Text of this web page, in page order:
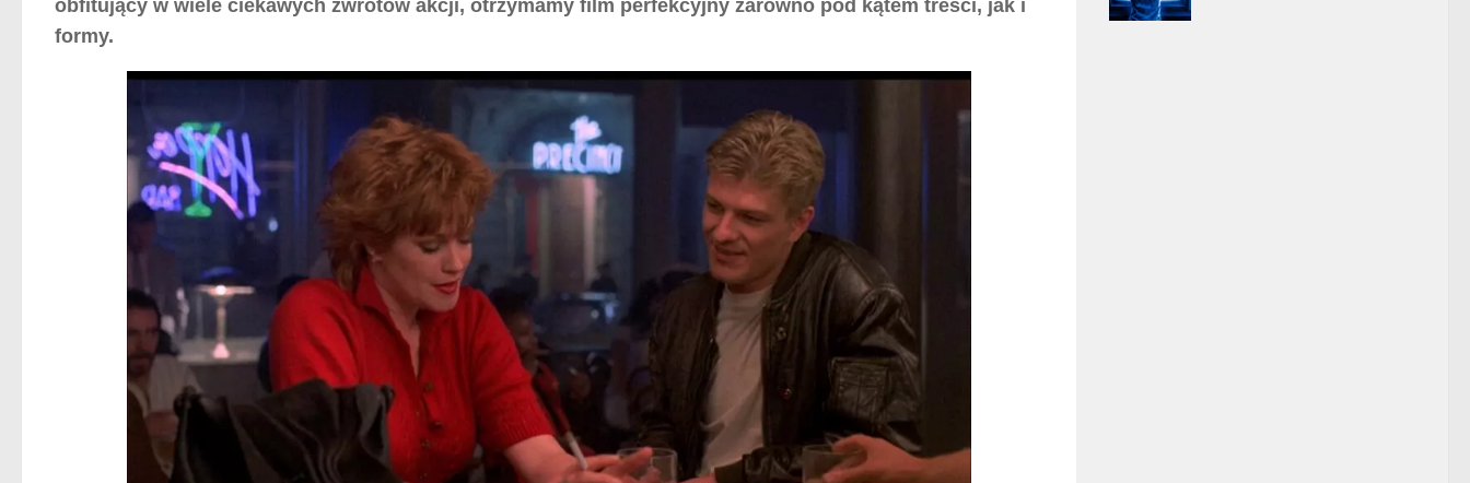
obfitujący w wiele ciekawych zwrotów akcji, otrzymamy film perfekcyjny zarówno pod kątem treści, jak i
formy.